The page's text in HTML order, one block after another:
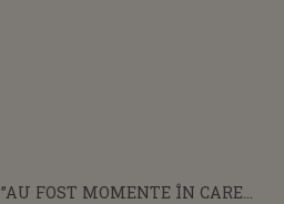
”AU FOST MOMENTE ÎN CARE